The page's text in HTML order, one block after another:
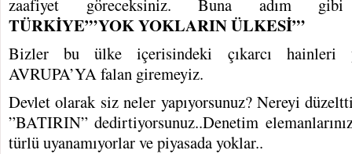
zaafiyet göreceksiniz. Buna adım
TÜRKİYE”’YOK YOKLARIN ÜLKESİ”’
Bizler bu ülke içerisindeki çıkarcı hainleri
AVRUPA’YA falan giremeyiz.
Devlet olarak siz neler yapıyorsunuz? Nereyi
”BATIRIN” dedirtiyorsunuz..Denetim
türlü uyanamıyorlar ve piyasada yoklar..